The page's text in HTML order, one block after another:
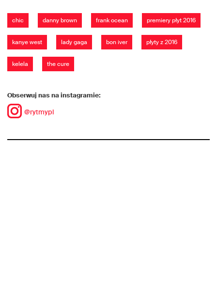
chic danny brown frank ocean premiery płyt 2016
kanye west lady gaga bon iver płyty z 2016
kelela the cure
Obserwuj nas na instagramie:
@rytmypl